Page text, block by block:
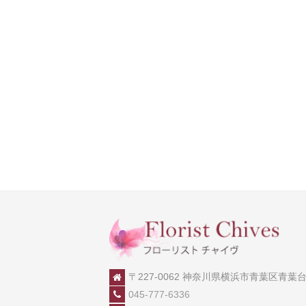
〒227-0062 神奈川県横浜市青葉区青葉
045-777-6336